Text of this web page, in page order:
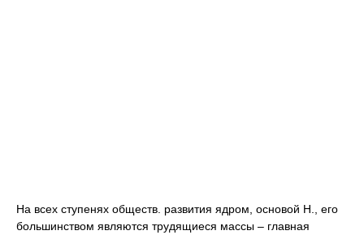
На всех ступенях обществ. развития ядром, основой Н., его
большинством являются трудящиеся массы – главная